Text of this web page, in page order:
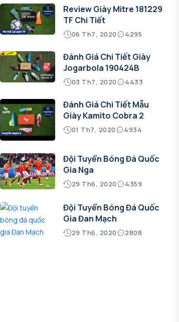
Review Giày Mitre 181229
TF Chi Tiết
06 Th7, 2020 4295
Đánh Giá Chi Tiết Giày
Jogarbola 190424B
03 Th7, 2020 4433
Đánh Giá Chi Tiết Mẫu
Giày Kamito Cobra 2
01 Th7, 2020 4934
Đội Tuyển Bóng Đá Quốc
Gia Nga
29 Th6, 2020 4359
Đội Tuyển Bóng Đá Quốc
Gia Đan Mạch
29 Th6, 2020 2808